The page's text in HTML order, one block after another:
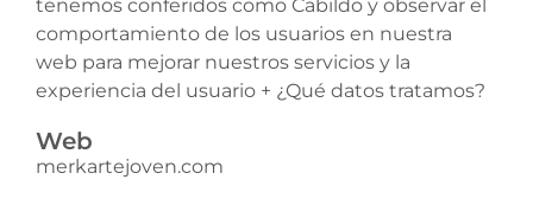
tenemos conferidos como Cabildo y observar el
comportamiento de los usuarios en nuestra
web para mejorar nuestros servicios y la
experiencia del usuario + ¿Qué datos tratamos?
Web
merkartejoven.com